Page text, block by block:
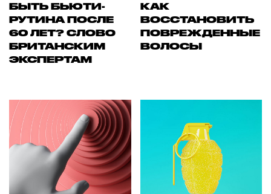
БЫТЬ БЬЮТИ-
РУТИНА ПОСЛЕ
60 ЛЕТ? СЛОВО
БРИТАНСКИМ
ЭКСПЕРТАМ
КАК
ВОССТАНОВИТЬ
ПОВРЕЖДЕННЫЕ
ВОЛОСЫ